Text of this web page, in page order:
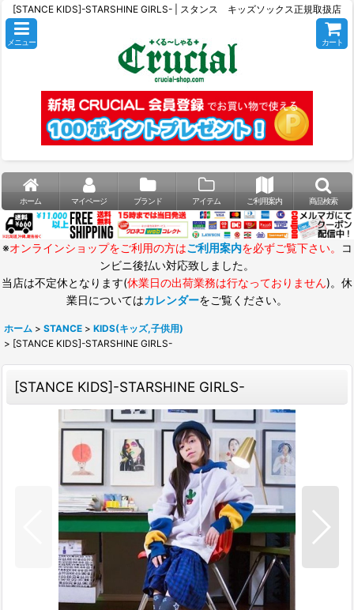
[STANCE KIDS]-STARSHINE GIRLS- | スタンス キッズソックス正規取扱店
メニュー カート
ホーム マイページ ブランド アイテム ご利用案内 商品検索
※オンラインショップをご利用の方はご利用案内を必ずご覧下さい。
コ
ンビニ後払い対応致しました。
当店は不定休となります(休業日の出荷業務は行なっておりません)。休
業日についてはカレンダーをご覧ください。
ホーム > STANCE > KIDS(キッズ,子供用)
> [STANCE KIDS]-STARSHINE GIRLS-
[STANCE KIDS]-STARSHINE GIRLS-